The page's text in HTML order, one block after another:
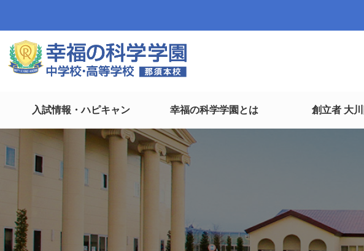
入試情報・ハピキャン 幸福の科学学園とは 創立者 大